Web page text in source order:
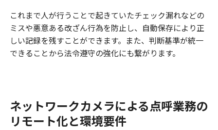
これまで人が行うことで起きていたチェック漏れなどの
ミスや悪意ある改ざん行為を防止し、自動保存により正
しい記録を残すことができます。また、判断基準が統一
できることから法令遵守の強化にも繋がります。
ネットワークカメラによる点呼業務の
リモート化と環境要件